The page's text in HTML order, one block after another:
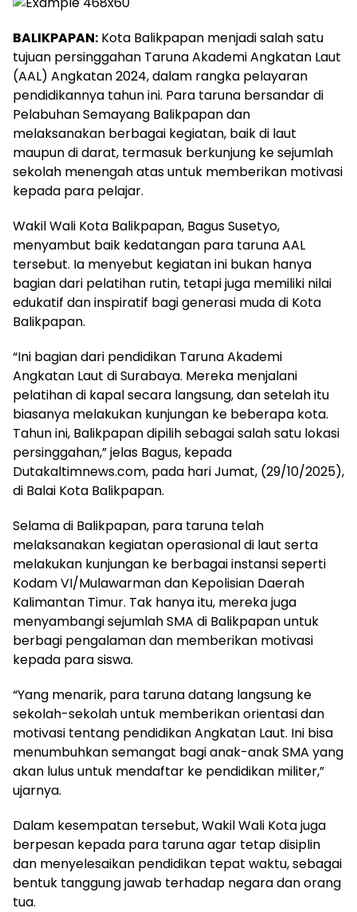
BALIKPAPAN: Kota Balikpapan menjadi salah satu
tujuan persinggahan Taruna Akademi Angkatan Laut
(AAL) Angkatan 2024, dalam rangka pelayaran
pendidikannya tahun ini. Para taruna bersandar di
Pelabuhan Semayang Balikpapan dan
melaksanakan berbagai kegiatan, baik di laut
maupun di darat, termasuk berkunjung ke sejumlah
sekolah menengah atas untuk memberikan motivasi
kepada para pelajar.
Wakil Wali Kota Balikpapan, Bagus Susetyo,
menyambut baik kedatangan para taruna AAL
tersebut. Ia menyebut kegiatan ini bukan hanya
bagian dari pelatihan rutin, tetapi juga memiliki nilai
edukatif dan inspiratif bagi generasi muda di Kota
Balikpapan.
“Ini bagian dari pendidikan Taruna Akademi
Angkatan Laut di Surabaya. Mereka menjalani
pelatihan di kapal secara langsung, dan setelah itu
biasanya melakukan kunjungan ke beberapa kota.
Tahun ini, Balikpapan dipilih sebagai salah satu lokasi
persinggahan,” jelas Bagus, kepada
Dutakaltimnews.com, pada hari Jumat, (29/10/2025),
di Balai Kota Balikpapan.
Selama di Balikpapan, para taruna telah
melaksanakan kegiatan operasional di laut serta
melakukan kunjungan ke berbagai instansi seperti
Kodam VI/Mulawarman dan Kepolisian Daerah
Kalimantan Timur. Tak hanya itu, mereka juga
menyambangi sejumlah SMA di Balikpapan untuk
berbagi pengalaman dan memberikan motivasi
kepada para siswa.
“Yang menarik, para taruna datang langsung ke
sekolah-sekolah untuk memberikan orientasi dan
motivasi tentang pendidikan Angkatan Laut. Ini bisa
menumbuhkan semangat bagi anak-anak SMA yang
akan lulus untuk mendaftar ke pendidikan militer,”
ujarnya.
Dalam kesempatan tersebut, Wakil Wali Kota juga
berpesan kepada para taruna agar tetap disiplin
dan menyelesaikan pendidikan tepat waktu, sebagai
bentuk tanggung jawab terhadap negara dan orang
tua.